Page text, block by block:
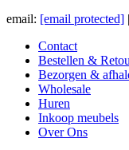
email: [email protected]
Contact
Bestellen &
Bezorgen &
Wholesale
Huren
Inkoop meubels
Over Ons